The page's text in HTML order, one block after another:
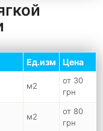
Ед.изм Цена
м2
от 30
грн
м2
от 80
грн